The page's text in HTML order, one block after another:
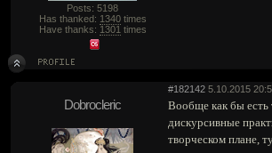
Posts: 5198
Has thanked: 1340times
Have thanks: 1301 times
#182142 5.10.2015
Dobrocleric
Вообще как бы есть
дискурсивные
творческом плане,